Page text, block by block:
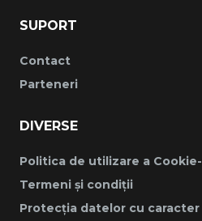
SUPORT
Contact
Parteneri
DIVERSE
Politica de utilizare a
Termeni și condiții
Protecția datelor cu